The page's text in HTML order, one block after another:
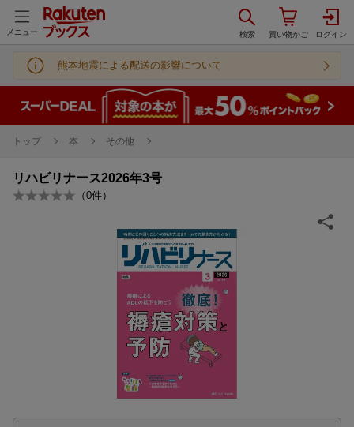
メニュー
熊本地震による配送の影響について
トップ 本 その他
リハビリナース2026年3号
（0件）